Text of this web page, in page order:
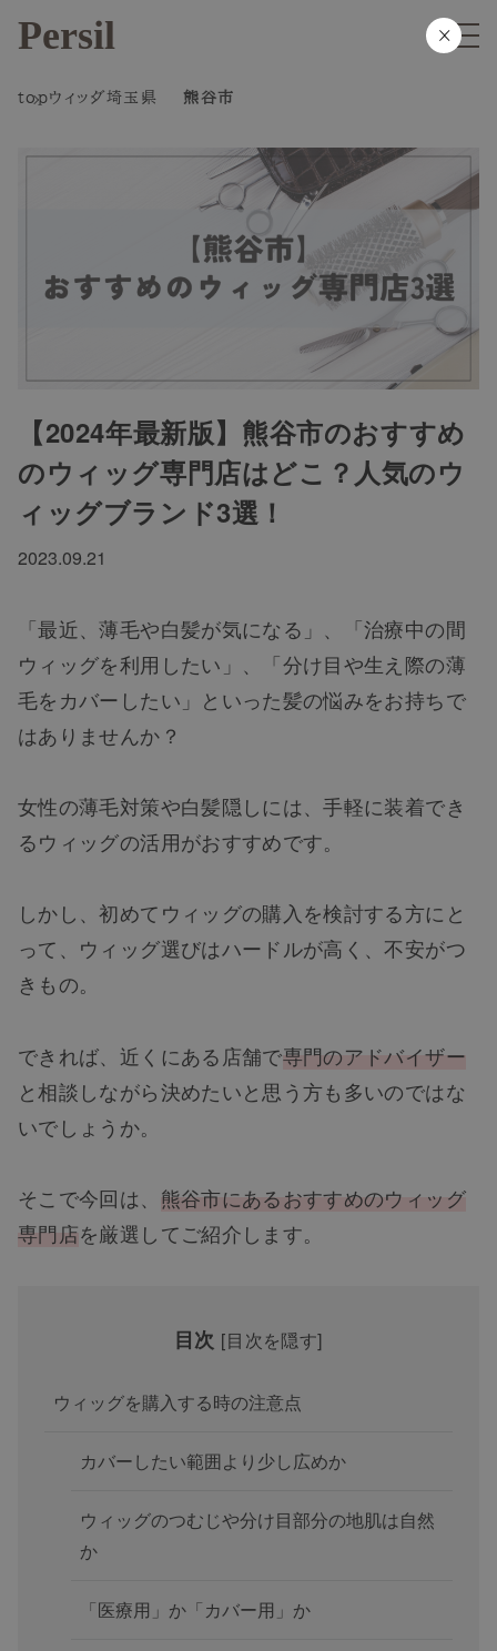
Persil
topウィッグ 埼玉県 熊谷市
【2024年最新版】熊谷市のおすすめ
のウィッグ専門店はどこ？人気のウ
ィッグブランド3選！
2023.09.21
「最近、薄毛や白髪が気になる」、「治療中の間
ウィッグを利用したい」、「分け目や生え際の薄
毛をカバーしたい」といった髪の悩みをお持ちで
はありませんか？
女性の薄毛対策や白髪隠しには、手軽に装着でき
るウィッグの活用がおすすめです。
しかし、初めてウィッグの購入を検討する方にと
って、ウィッグ選びはハードルが高く、不安がつ
きもの。
できれば、近くにある店舗で専門のアドバイザー
と相談しながら決めたいと思う方も多いのではな
いでしょうか。
そこで今回は、 熊谷市にあるおすすめのウィッグ
専門店を厳選してご紹介します。
目次 [目次を隠す]
ウィッグを購入する時の注意点
カバーしたい範囲より少し広めか
ウィッグのつむじや分け目部分の地肌は自然
か
「医療用」か「カバー用」か
×